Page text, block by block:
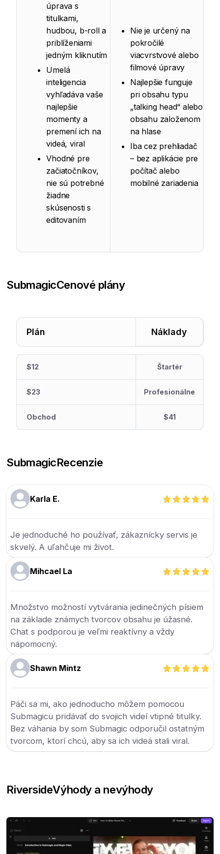
úprava s
titulkami,
hudbou, b-roll a
priblíženiami
jedným kliknutím
Umelá
inteligencia
vyhľadáva vaše
najlepšie
momenty a
premení ich na
videá, viral
Vhodné pre
začiatočníkov,
nie sú potrebné
žiadne
skúsenosti s
editovaním
Nie je určený na
pokročilé
viacvrstvové alebo
filmové úpravy
Najlepšie funguje
pri obsahu typu
„talking head“ alebo
obsahu založenom
na hlase
Iba cez prehliadač
– bez aplikácie pre
počítač alebo
mobilné zariadenia
SubmagicCenové plány
Plán Náklady
$12 Štartér
$23 Profesionálne
Obchod $41
SubmagicRecenzie
Karla E.
Je jednoduché ho používať, zákaznícky servis je
skvelý. A uľahčuje mi život.
Mihcael La
Množstvo možností vytvárania jedinečných písiem
na základe známych tvorcov obsahu je úžasné.
Chat s podporou je veľmi reaktívny a vždy
nápomocný.
Shawn Mintz
Páči sa mi, ako jednoducho môžem pomocou
Submagicu pridávať do svojich videí vtipné titulky.
Bez váhania by som Submagic odporučil ostatným
tvorcom, ktorí chcú, aby sa ich videá stali viral.
RiversideVýhody a nevýhody